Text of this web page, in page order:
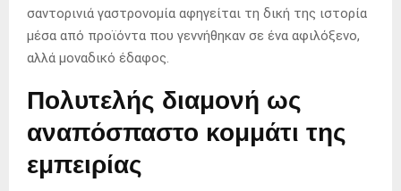
σαντορινιά γαστρονομία αφηγείται τη δική της ιστορία
μέσα από προϊόντα που γεννήθηκαν σε ένα αφιλόξενο,
αλλά μοναδικό έδαφος.
Πολυτελής διαμονή ως
αναπόσπαστο κομμάτι της
εμπειρίας